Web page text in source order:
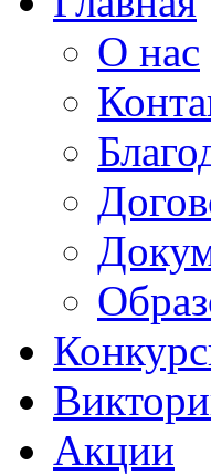
О нас
Акции